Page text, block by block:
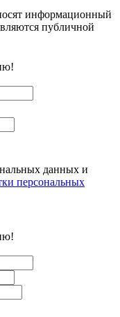
информационный
публичной
данных и
персональных